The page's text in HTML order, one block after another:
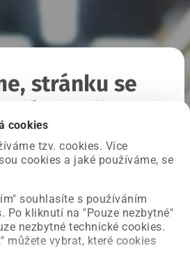
cookies
tzv. cookies. Více
cookies a jaké používáme, se
souhlasíte s používáním
Po kliknutí na "Pouze nezbytné"
nezbytné technické cookies.
můžete vybrat, které cookies
stránku se
straně a už ji opravujeme.
načíst požadovanou stránku.
Úvodní strana